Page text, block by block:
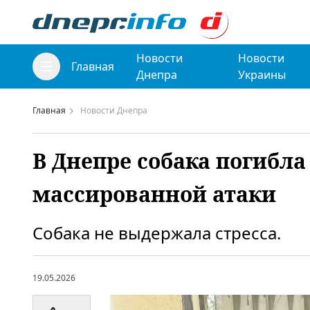
Главная
Новости
Днепра
Новости
Украины
Главная Новости Днепра
В Днепре собака
массированной атаки
Собака не выдержала стресса.
19.05.2026